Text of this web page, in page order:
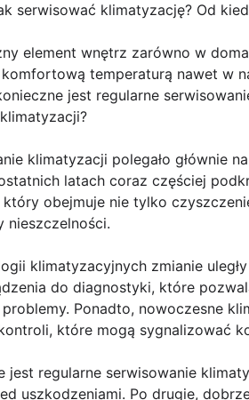
serwisować klimatyzację? Od
element wnętrz zarówno w
temperaturą nawet w
jest regularne
klimatyzacji polegało głównie
latach coraz częściej
obejmuje nie tylko
nieszczelności.
klimatyzacyjnych zmianie
do diagnostyki, które
Ponadto, nowoczesne
które mogą sygnalizować
regularne serwisowanie
uszkodzeniami. Po drugie,